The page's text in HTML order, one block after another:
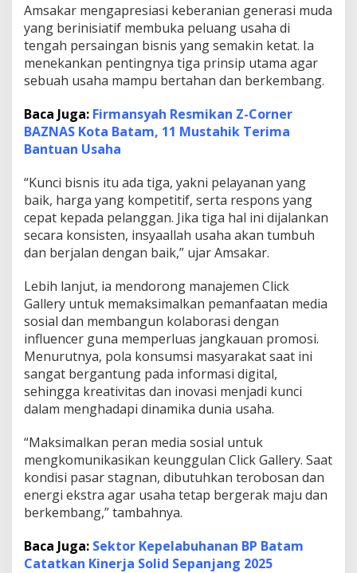
a
A
d
p
t
f
d
a
D
i
i
t
l
Amsakar mengapresiasi keberanian generasi muda
yang berinisiatif membuka peluang usaha di
tengah persaingan bisnis yang semakin ketat. Ia
menekankan pentingnya tiga prinsip utama agar
sebuah usaha mampu bertahan dan berkembang.
Baca Juga: Firmansyah Resmikan Z-Corner
BAZNAS Kota Batam, 11 Mustahik Terima
Bantuan Usaha
“Kunci bisnis itu ada tiga, yakni pelayanan yang
baik, harga yang kompetitif, serta respons yang
cepat kepada pelanggan. Jika tiga hal ini dijalankan
secara konsisten, insyaallah usaha akan tumbuh
dan berjalan dengan baik,” ujar Amsakar.
Lebih lanjut, ia mendorong manajemen Click
Gallery untuk memaksimalkan pemanfaatan media
sosial dan membangun kolaborasi dengan
influencer guna memperluas jangkauan promosi.
Menurutnya, pola konsumsi masyarakat saat ini
sangat bergantung pada informasi digital,
sehingga kreativitas dan inovasi menjadi kunci
dalam menghadapi dinamika dunia usaha.
“Maksimalkan peran media sosial untuk
mengkomunikasikan keunggulan Click Gallery. Saat
kondisi pasar stagnan, dibutuhkan terobosan dan
energi ekstra agar usaha tetap bergerak maju dan
berkembang,” tambahnya.
Baca Juga: Sektor Kepelabuhanan BP Batam
Catatkan Kinerja Solid Sepanjang 2025